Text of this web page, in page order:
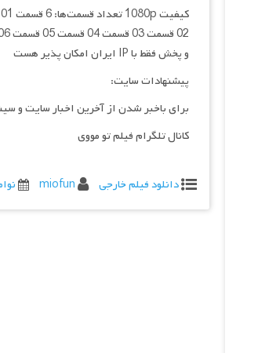
و پخش فقط با IP ایران امکان پذیر هست
پیشنهادات سایت:
برای باخبر شدن از آخرین اخبار سایت و
کانال تلگرام فیلم تو مووی
دانلود فیلم خارجی miofun